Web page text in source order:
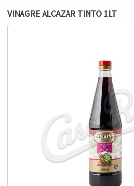
VINAGRE ALCAZAR TINTO 1LT